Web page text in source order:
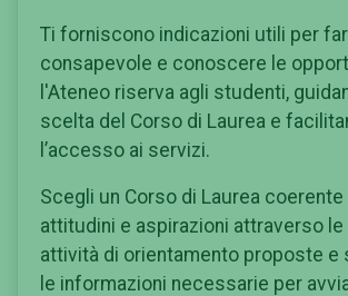
Ti forniscono indicazioni utili per
consapevole e conoscere le
l'Ateneo riserva agli studenti,
scelta del Corso di Laurea e
l’accesso ai servizi.
Scegli un Corso di Laurea
attitudini e aspirazioni attraverso
attività di orientamento proposte e
le informazioni necessarie per